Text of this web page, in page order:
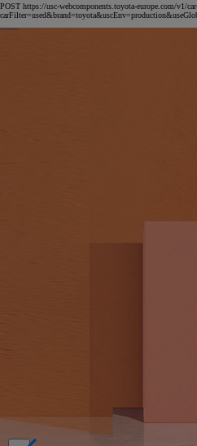
POST https://usc-webcomponents.toyota-europe.com/v1/